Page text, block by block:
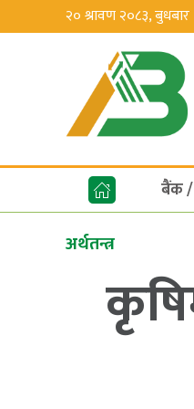
२० श्रावण २०८३,
बैंक /
अर्थतन्त्र